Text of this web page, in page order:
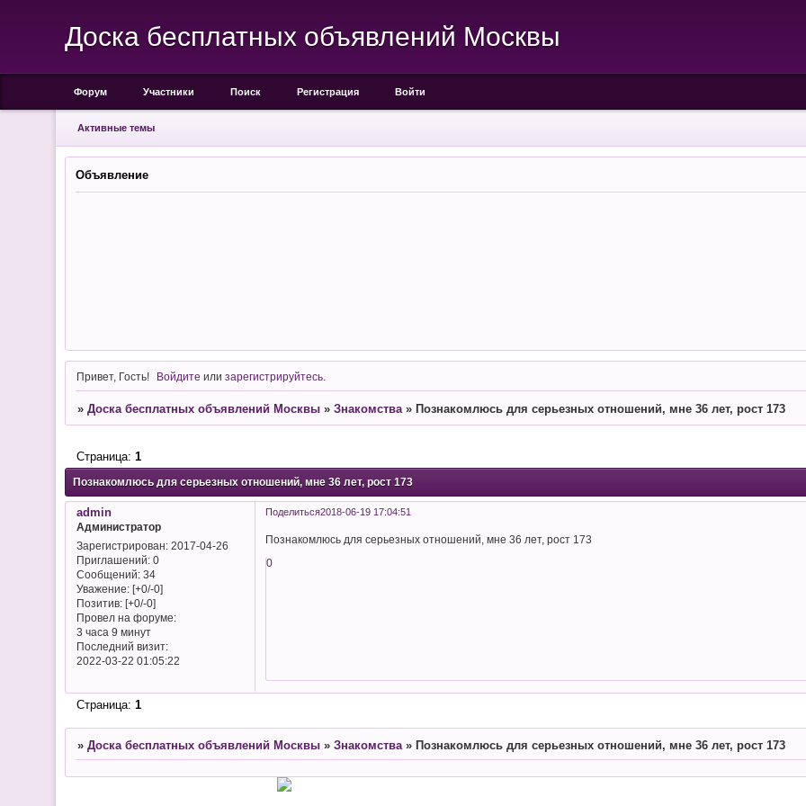
Доска бесплатных объявлений Москвы
Форум Участники Поиск Регистрация Войти
Активные темы
Объявление
Привет, Гость! Войдите илизарегистрируйтесь
» Доска бесплатных объявлений Москвы » Знакомства » Познакомлюсь для серьезных отношений, мне 36 лет, рост 173
Познакомлюсь для серьезных отношений, мне 36 лет, рост 173
Страница: 1
Поделиться2018-06-19 17:04:51
admin
Администратор
Зарегистрирован: 2017-04-26
Приглашений:0
Сообщений:34
Уважение: [+0/-0]
Позитив: [+0/-0]
Провел на форуме:
3 часа 9 минут
Последний визит:
2022-03-22 01:05:22
Познакомлюсь для серьезных отношений, мне 36 лет, рост 173
0
Страница: 1
» Доска бесплатных объявлений Москвы » Знакомства » Познакомлюсь для серьезных отношений, мне 36 лет, рост 173